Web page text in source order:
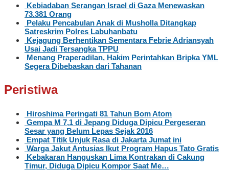
Kebiadaban Serangan Israel di Gaza Menewaskan
73.381 Orang
Pelaku Pencabulan Anak di Musholla Ditangkap
Satreskrim Polres Labuhanbatu
Kejagung Berhentikan Sementara Febrie Adriansyah
Usai Jadi Tersangka TPPU
Menang Praperadilan, Hakim Perintahkan Bripka YML
Segera Dibebaskan dari Tahanan
Peristiwa
Hiroshima Peringati 81 Tahun Bom Atom
Gempa M 7,1 di Jepang Diduga Dipicu Pergeseran
Sesar yang Belum Lepas Sejak 2016
Empat Titik Unjuk Rasa di Jakarta Jumat ini
Warga Jakut Antusias Ikut Program Hapus Tato Gratis
Kebakaran Hanguskan Lima Kontrakan di Cakung
Timur, Diduga Dipicu Kompor Saat Me…